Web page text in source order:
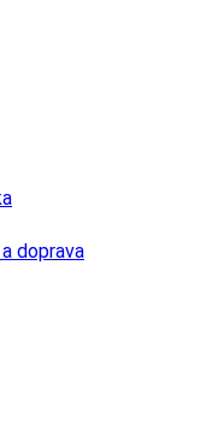
doprava